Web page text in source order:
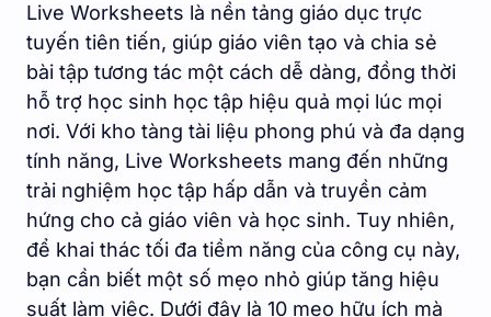
Live Worksheets là nền tảng giáo dục trực
tuyến tiên tiến, giúp giáo viên tạo và chia sẻ
bài tập tương tác một cách dễ dàng, đồng thời
hỗ trợ học sinh học tập hiệu quả mọi lúc mọi
nơi. Với kho tàng tài liệu phong phú và đa dạng
tính năng, Live Worksheets mang đến những
trải nghiệm học tập hấp dẫn và truyền cảm
hứng cho cả giáo viên và học sinh. Tuy nhiên,
để khai thác tối đa tiềm năng của công cụ này,
bạn cần biết một số mẹo nhỏ giúp tăng hiệu
suất làm việc. Dưới đây là 10 mẹo hữu ích mà